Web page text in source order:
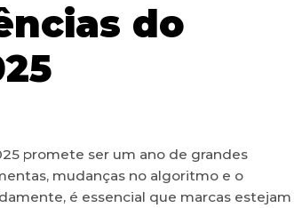
do
promete ser um ano de grandes
mudanças no algoritmo e o
é essencial que marcas estejam